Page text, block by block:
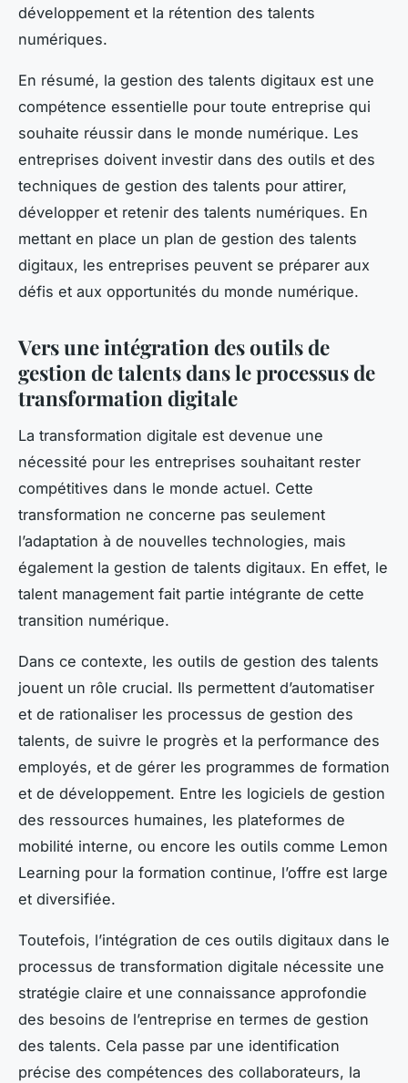
développement et la rétention des talents
numériques.
En résumé, la gestion des talents digitaux est une
compétence essentielle pour toute entreprise qui
souhaite réussir dans le monde numérique. Les
entreprises doivent investir dans des outils et des
techniques de gestion des talents pour attirer,
développer et retenir des talents numériques. En
mettant en place un plan de gestion des talents
digitaux, les entreprises peuvent se préparer aux
défis et aux opportunités du monde numérique.
Vers une intégration des outils de
gestion de talents dans le processus de
transformation digitale
La transformation digitale est devenue une
nécessité pour les entreprises souhaitant rester
compétitives dans le monde actuel. Cette
transformation ne concerne pas seulement
l’adaptation à de nouvelles technologies, mais
également la gestion de talents digitaux. En effet, le
talent management fait partie intégrante de cette
transition numérique.
Dans ce contexte, les outils de gestion des talents
jouent un rôle crucial. Ils permettent d’automatiser
et de rationaliser les processus de gestion des
talents, de suivre le progrès et la performance des
employés, et de gérer les programmes de formation
et de développement. Entre les logiciels de gestion
des ressources humaines, les plateformes de
mobilité interne, ou encore les outils comme Lemon
Learning pour la formation continue, l’offre est large
et diversifiée.
Toutefois, l’intégration de ces outils digitaux dans le
processus de transformation digitale nécessite une
stratégie claire et une connaissance approfondie
des besoins de l’entreprise en termes de gestion
des talents. Cela passe par une identification
précise des compétences des collaborateurs, la